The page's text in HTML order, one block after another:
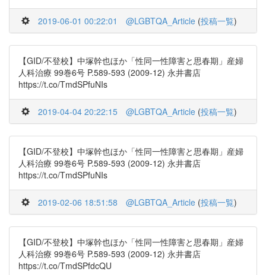
2019-06-01 00:22:01 @LGBTQA_Article (投稿一覧)
【GID/不登校】中塚幹也ほか「性同一性障害と思春期」産婦
人科治療 99巻6号 P.589-593 (2009-12) 永井書店
https://t.co/TmdSPfuNIs
2019-04-04 20:22:15 @LGBTQA_Article (投稿一覧)
【GID/不登校】中塚幹也ほか「性同一性障害と思春期」産婦
人科治療 99巻6号 P.589-593 (2009-12) 永井書店
https://t.co/TmdSPfuNIs
2019-02-06 18:51:58 @LGBTQA_Article (投稿一覧)
【GID/不登校】中塚幹也ほか「性同一性障害と思春期」産婦
人科治療 99巻6号 P.589-593 (2009-12) 永井書店
https://t.co/TmdSPfdcQU